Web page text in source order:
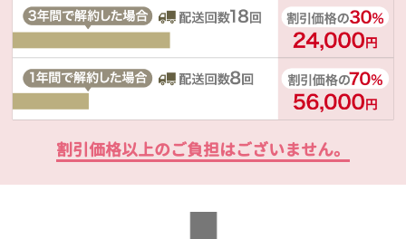
割引価格以上のご負担はございません。